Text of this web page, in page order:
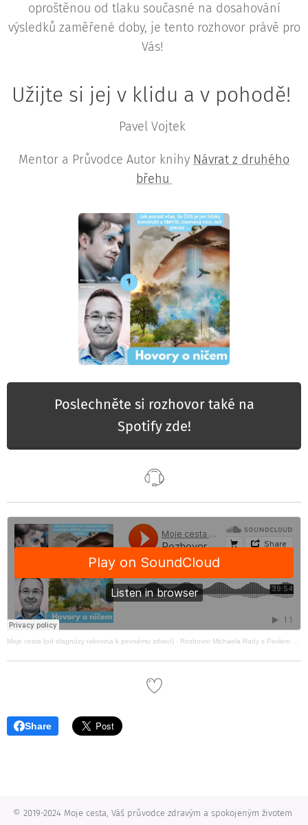
oproštěnou od tlaku současné na dosahování
výsledků zaměřené doby, je tento rozhovor právě pro
Vás!
Užijte si jej v klidu a v pohodě!
Pavel Vojtek
Mentor a Průvodce Autor knihy Návrat z druhého
břehu
Poslechněte si rozhovor také na
Spotify zde!
Moje cesta (od diagnózy rakovina k pevnému zdraví) · Rozhovor Michaela Rady s Pavlem Vojtkem v rámci pořadu Hovory o ničem.
Share
© 2019-2024 Moje cesta, Váš průvodce zdravým a spokojeným životem